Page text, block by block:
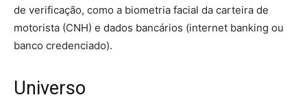
de verificação, como a biometria facial da carteira de
motorista (CNH) e dados bancários (internet banking ou
banco credenciado).
Universo